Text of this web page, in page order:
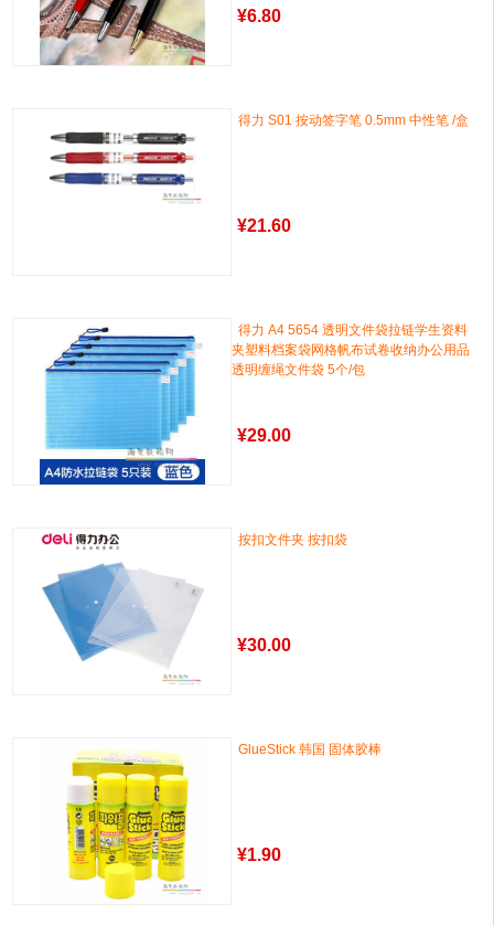
¥6.80
得力 S01 按动签字笔 0.5mm 中性笔 /盒
¥21.60
得力 A4 5654 透明文件袋拉链学生资料
夹塑料档案袋网格帆布试卷收纳办公用品
透明缠绳文件袋 5个/包
¥29.00
按扣文件夹 按扣袋
¥30.00
GlueStick 韩国 固体胶棒
¥1.90